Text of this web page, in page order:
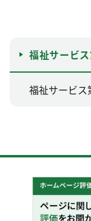
福祉サービ
福祉サービ